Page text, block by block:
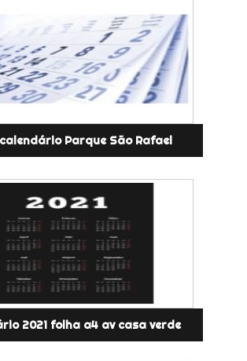
Parque São Rafael
2021 folha a4 av casa verde